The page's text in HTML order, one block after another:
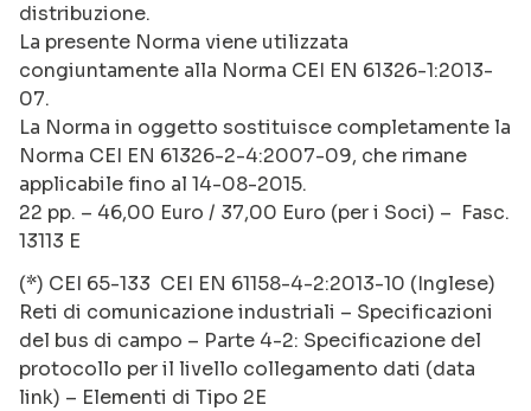
distribuzione.
La presente Norma viene utilizzata
congiuntamente alla Norma CEI EN 61326-1:2013-
07.
La Norma in oggetto sostituisce completamente la
Norma CEI EN 61326-2-4:2007-09, che rimane
applicabile fino al 14-08-2015.
22 pp. – 46,00 Euro / 37,00 Euro (per i Soci) – Fasc.
13113 E
(*) CEI 65-133 CEI EN 61158-4-2:2013-10 (Inglese)
Reti di comunicazione industriali – Specificazioni
del bus di campo – Parte 4-2: Specificazione del
protocollo per il livello collegamento dati (data
link) – Elementi di Tipo 2E